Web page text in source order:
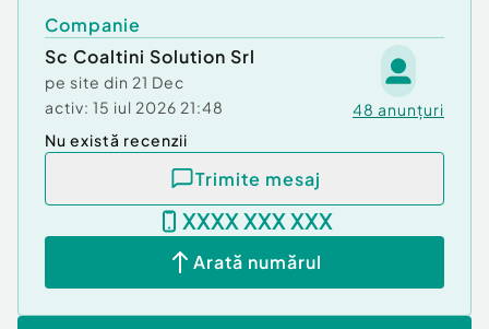
Companie
Sc Coaltini Solution Srl
pe site din 21 Dec
activ: 15 iul 2026 21:48 48 anunțuri
Nu există recenzii
Trimite mesaj
XXXX XXX XXX
Arată numărul